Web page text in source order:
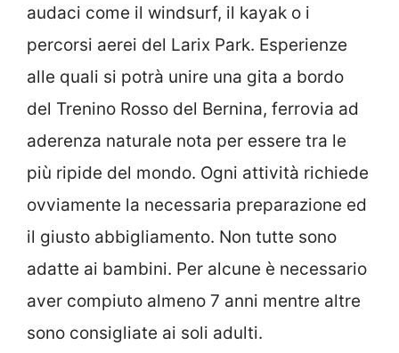
audaci come il windsurf, il kayak o i
percorsi aerei del Larix Park. Esperienze
alle quali si potrà unire una gita a bordo
del Trenino Rosso del Bernina, ferrovia ad
aderenza naturale nota per essere tra le
più ripide del mondo. Ogni attività richiede
ovviamente la necessaria preparazione ed
il giusto abbigliamento. Non tutte sono
adatte ai bambini. Per alcune è necessario
aver compiuto almeno 7 anni mentre altre
sono consigliate ai soli adulti.